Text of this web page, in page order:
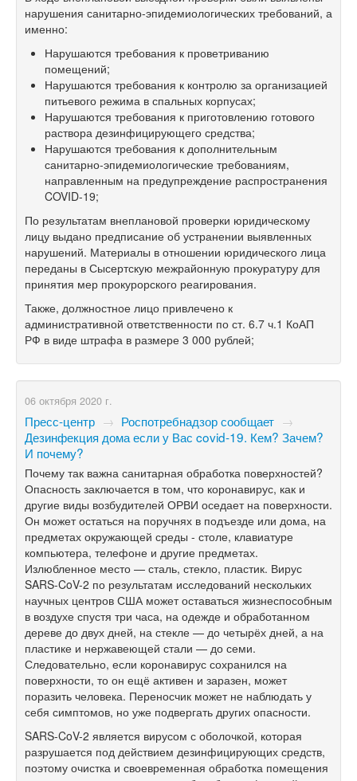
нарушения санитарно-эпидемиологических требований, а
именно:
Нарушаются требования к проветриванию
помещений;
Нарушаются требования к контролю за организацией
питьевого режима в спальных корпусах;
Нарушаются требования к приготовлению готового
раствора дезинфицирующего средства;
Нарушаются требования к дополнительным
санитарно-эпидемиологические требованиям,
направленным на предупреждение распространения
COVID-19;
По результатам внеплановой проверки юридическому
лицу выдано предписание об устранении выявленных
нарушений. Материалы в отношении юридического лица
переданы в Сысертскую межрайонную прокуратуру для
принятия мер прокурорского реагирования.
Также, должностное лицо привлечено к
административной ответственности по ст. 6.7 ч.1 КоАП
РФ в виде штрафа в размере 3 000 рублей;
06 октября 2020 г.
Пресс-центр → Роспотребнадзор сообщает →
Дезинфекция дома если у Вас covid-19. Кем? Зачем?
И почему?
Почему так важна санитарная обработка поверхностей?
Опасность заключается в том, что коронавирус, как и
другие виды возбудителей ОРВИ оседает на поверхности.
Он может остаться на поручнях в подъезде или дома, на
предметах окружающей среды - столе, клавиатуре
компьютера, телефоне и другие предметах.
Излюбленное место — сталь, стекло, пластик. Вирус
SARS-CoV-2 по результатам исследований нескольких
научных центров США может оставаться жизнеспособным
в воздухе спустя три часа, на одежде и обработанном
дереве до двух дней, на стекле — до четырёх дней, а на
пластике и нержавеющей стали — до семи.
Следовательно, если коронавирус сохранился на
поверхности, то он ещё активен и заразен, может
поразить человека. Переносчик может не наблюдать у
себя симптомов, но уже подвергать других опасности.
SARS-CoV-2 является вирусом с оболочкой, которая
разрушается под действием дезинфицирующих средств,
поэтому очистка и своевременная обработка помещения